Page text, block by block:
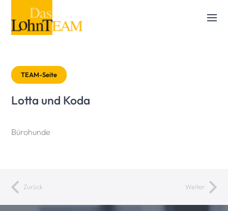
TEAM-Seite
Lotta und Koda
Bürohunde
Zurück Weiter